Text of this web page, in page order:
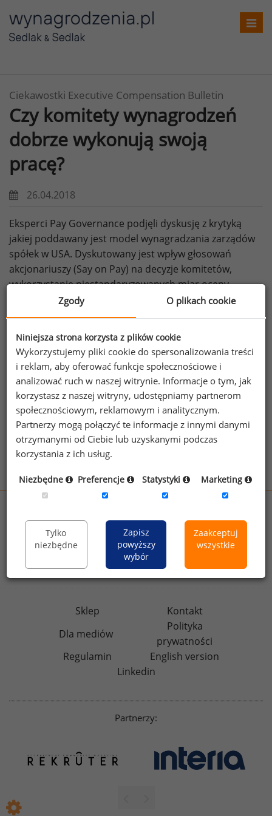
Ciekawostki Executive Compensation Bulletin
Czy komitety wynagrodzeń
dobrze wykonują swoją
pracę?
26.04.2018
Eksperci Pay Governance podjęli dyskusję z krytyką
jakiej poddawany jest model wynagradzania zarządów
spółek w USA. Dyskutowany jest wpływ głosowań
akcjonariuszy (Say on Pay) na decyzje komitetów,
wykorzystanie niestandaryzowanych miar oceny
wyników (jak np. EBITDA), czy sposób doboru grup
porównawczych. Analitycy zauważają, że konstrukcja
korelują ze wzrostem wartości akcji dla akcjonariuszy.
Więcej na
PayGovernace.com
źródło: Pay Governance
Zobacz więcej ciekawostek
kfw.sedlak.pl
rynekpracy.pl
raportyplacowe.pl
Sklep
Kontakt
Dla mediów
Polityka
prywatności
Regulamin
English version
Linkedin
Partnerzy:
Zgody O plikach cookie
Niniejsza strona korzysta z plików cookie
Wykorzystujemy pliki cookie do spersonalizowania treści
i reklam, aby oferować funkcje społecznościowe i
analizować ruch w naszej witrynie. Informacje o tym, jak
korzystasz z naszej witryny, udostępniamy partnerom
społecznościowym, reklamowym i analitycznym.
Partnerzy mogą połączyć te informacje z innymi danymi
otrzymanymi od Ciebie lub uzyskanymi podczas
korzystania z ich usług.
Niezbędne Preferencje Statystyki Marketing
Tylko
niezbędne
Zapisz
powyższy
wybór
Zaakceptuj
wszystkie